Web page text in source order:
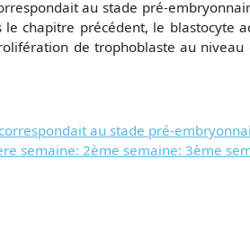
au stade pré-
le chapitre précédent, le blastocyte
de trophoblaste au niveau
correspondait au stade pré-
semaine: 2ème semaine: 3ème